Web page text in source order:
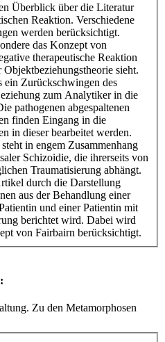
Überblick über die Literatur
Reaktion. Verschiedene
werden berücksichtigt.
das Konzept von
therapeutische Reaktion
Objektbeziehungstheorie sieht.
ein Zurückschwingen des
zum Analytiker in die
pathogenen abgespaltenen
finden Eingang in die
in dieser bearbeitet werden.
in engem Zusammenhang
Schizoidie, die ihrerseits von
Traumatisierung abhängt.
durch die Darstellung
aus der Behandlung einer
und einer Patientin mit
berichtet wird. Dabei wird
von Fairbairn berücksichtigt.
Zu den Metamorphosen